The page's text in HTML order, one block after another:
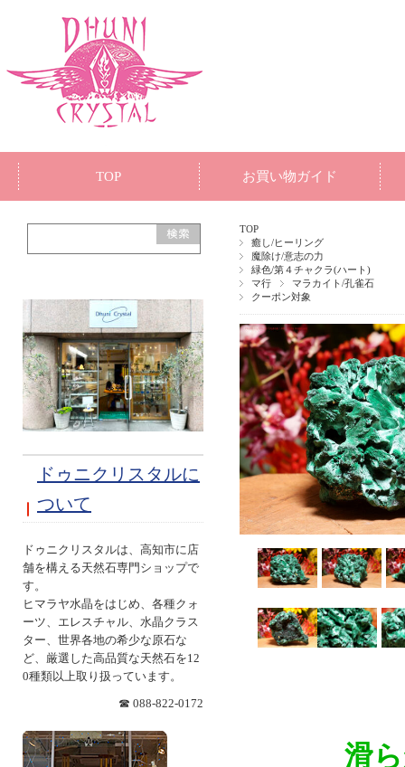
TOP お買い物ガイド
TOP
癒し/ヒーリング
魔除け/意志の力
緑色/第４チャクラ(ハート)
マ行
マラカイト/孔雀石
クーポン対象
滑
ドゥニクリスタルに
ついて
ドゥニクリスタルは、高知市に店
舗を構える天然石専門ショップで
す。
ヒマラヤ水晶をはじめ、各種クォ
ーツ、エレスチャル、水晶クラス
ター、世界各地の希少な原石な
ど、厳選した高品質な天然石を12
0種類以上取り扱っています。
☎ 088-822-0172